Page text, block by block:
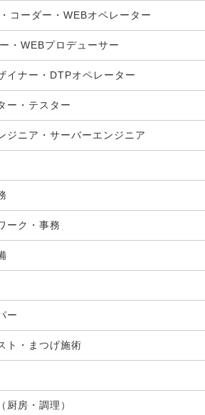
コーダー・WEBオペレーター
・WEBプロデューサー
イナー・DTPオペレーター
ー・テスター
ジニア・サーバーエンジニア
ーク・事務
ー
ト・まつげ施術
厨房・調理）